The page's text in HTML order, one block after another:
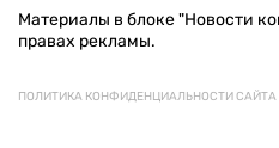
Материалы в блоке "Новости
правах рекламы.
ПОЛИТИКА КОНФИДЕНЦИАЛЬНОСТИ САЙТА
© 1994–2026 «ЗЕРКАЛО НЕДЕЛИ.